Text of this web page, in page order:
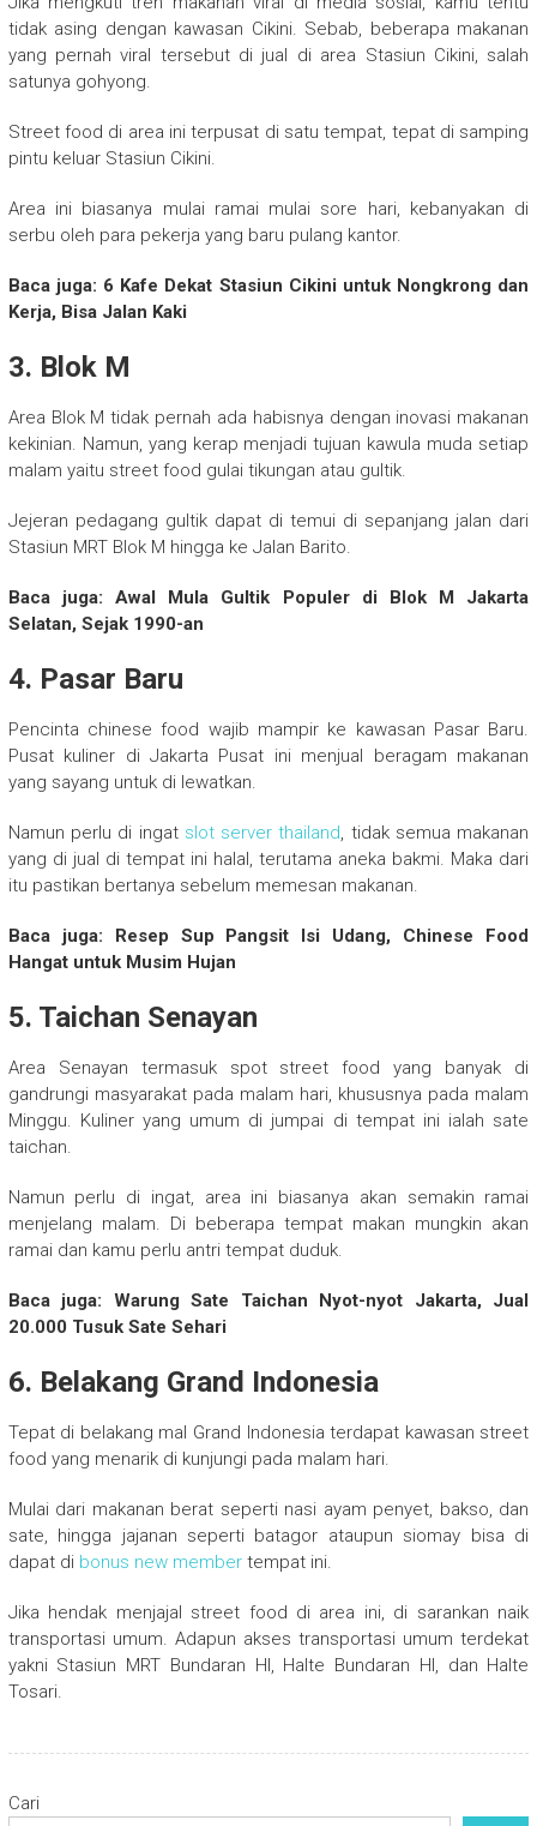
tidak asing dengan kawasan Cikini. Sebab, beberapa makanan
yang pernah viral tersebut di jual di area Stasiun Cikini, salah
satunya gohyong.
Street food di area ini terpusat di satu tempat, tepat di samping
pintu keluar Stasiun Cikini.
Area ini biasanya mulai ramai mulai sore hari, kebanyakan di
serbu oleh para pekerja yang baru pulang kantor.
Baca juga: 6 Kafe Dekat Stasiun Cikini untuk Nongkrong dan
Kerja, Bisa Jalan Kaki
3. Blok M
Area Blok M tidak pernah ada habisnya dengan inovasi makanan
kekinian. Namun, yang kerap menjadi tujuan kawula muda setiap
malam yaitu street food gulai tikungan atau gultik.
Jejeran pedagang gultik dapat di temui di sepanjang jalan dari
Stasiun MRT Blok M hingga ke Jalan Barito.
Baca juga: Awal Mula Gultik Populer di Blok M Jakarta
Selatan, Sejak 1990-an
4. Pasar Baru
Pencinta chinese food wajib mampir ke kawasan Pasar Baru.
Pusat kuliner di Jakarta Pusat ini menjual beragam makanan
yang sayang untuk di lewatkan.
Namun perlu di ingat slot server thailand, tidak semua makanan
yang di jual di tempat ini halal, terutama aneka bakmi. Maka dari
itu pastikan bertanya sebelum memesan makanan.
Baca juga: Resep Sup Pangsit Isi Udang, Chinese Food
Hangat untuk Musim Hujan
5. Taichan Senayan
Area Senayan termasuk spot street food yang banyak di
gandrungi masyarakat pada malam hari, khususnya pada malam
Minggu. Kuliner yang umum di jumpai di tempat ini ialah sate
taichan.
Namun perlu di ingat, area ini biasanya akan semakin ramai
menjelang malam. Di beberapa tempat makan mungkin akan
ramai dan kamu perlu antri tempat duduk.
Baca juga: Warung Sate Taichan Nyot-nyot Jakarta, Jual
20.000 Tusuk Sate Sehari
6. Belakang Grand Indonesia
Tepat di belakang mal Grand Indonesia terdapat kawasan street
food yang menarik di kunjungi pada malam hari.
Mulai dari makanan berat seperti nasi ayam penyet, bakso, dan
sate, hingga jajanan seperti batagor ataupun siomay bisa di
dapat di bonus new membertempat ini.
Jika hendak menjajal street food di area ini, di sarankan naik
transportasi umum. Adapun akses transportasi umum terdekat
yakni Stasiun MRT Bundaran HI, Halte Bundaran HI, dan Halte
Tosari.
Cari